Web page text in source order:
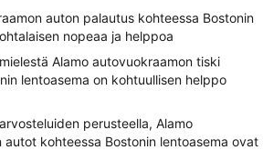
auton palautus kohteessa Bostonin
nopeaa ja helppoa
Alamo autovuokraamon tiski
lentoasema on kohtuullisen helppo
perusteella, Alamo
autot kohteessa Bostonin lentoasema ovat